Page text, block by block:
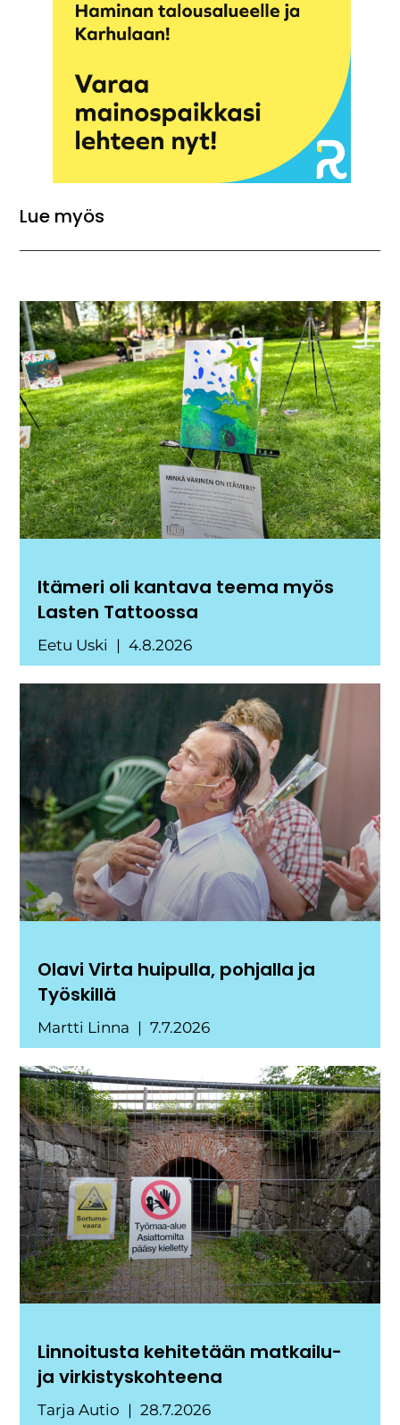
Lue myös
Itämeri oli kantava teema myös
Lasten Tattoossa
Eetu Uski 4.8.2026
Olavi Virta huipulla, pohjalla ja
Työskillä
Martti Linna 7.7.2026
Linnoitusta kehitetään matkailu-
ja virkistyskohteena
Tarja Autio 28.7.2026